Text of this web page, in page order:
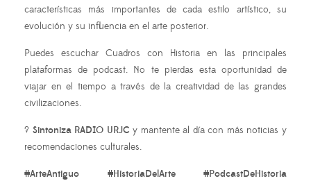
características más importantes de cada estilo artístico, su
evolución y su influencia en el arte posterior.
Puedes escuchar Cuadros con Historia en las principales
plataformas de podcast. No te pierdas esta oportunidad de
viajar en el tiempo a través de la creatividad de las grandes
civilizaciones.
? Sintoniza RADIO URJC y mantente al día con más noticias y
recomendaciones culturales.
#ArteAntiguo #HistoriaDelArte #PodcastDeHistoria